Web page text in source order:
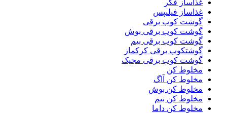
غذاساز فکر
غذاساز فیلیپس
گوشت کوب برقی
گوشت کوب برقی بوش
گوشت کوب برقی بیم
گوشتکوب برقی کرکماز
گوشت کوب برقی مجیک
مخلوط کن
مخلوط کن آاگ
مخلوط کن بوش
مخلوط کن بیم
مخلوط کن داما